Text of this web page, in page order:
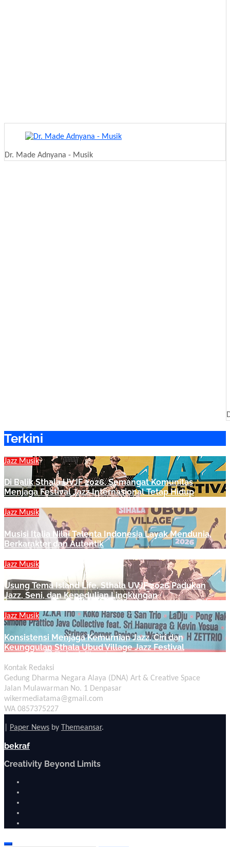
Dr. Made Adnyana - Musik
Terkini
Jazz Musik
Di Balik Sthala UVJF 2026, Semangat Komunitas
Menjaga Festival Jazz Internasional Tetap Hidup
Jazz Musik
Musisi Italia Nilai Talenta Indonesia Layak Mendunia,
Berkarakter dan Autentik
Jazz Musik
Usung Tema Island Life, Sthala UVJF 2026 Padukan
Jazz, Seni, dan Kepedulian Lingkungan
Jazz Musik
Konsistensi Menjaga Kemurnian Jazz, Ciri dan
Keunggulan Sthala Ubud Village Jazz Festival
Kontak Redaksi
Gedung Dharma Negara Alaya (DNA) Art & Creative Space
Jalan Mulawarman No. 1 Denpasar
wikermediatama@gmail.com
WA 0857375227
Paper News by Themeansar.
bekraf
Creativity Beyond Limits